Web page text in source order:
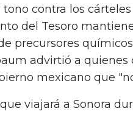
contra los
del Tesoro
precursores
advirtió a quienes
mexicano que
viajará a Sonora